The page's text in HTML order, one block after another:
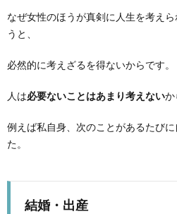
なぜ女性のほうが真剣に人生を考え
うと、
必然的に考えざるを得ないからです。
人は必要ないことはあまり考えないか
例えば私自身、次のことがあるたび
た。
結婚・出産